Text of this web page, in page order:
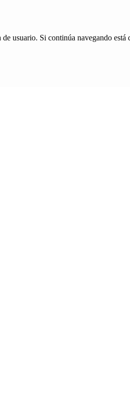
usuario. Si continúa navegando